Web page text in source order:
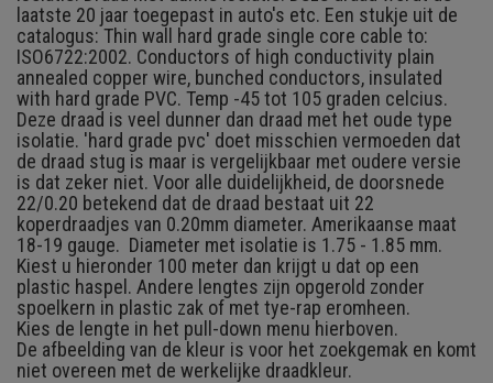
laatste 20 jaar toegepast in auto's etc. Een stukje uit de
catalogus: Thin wall hard grade single core cable to:
ISO6722:2002. Conductors of high conductivity plain
annealed copper wire, bunched conductors, insulated
with hard grade PVC. Temp -45 tot 105 graden celcius.
Deze draad is veel dunner dan draad met het oude type
isolatie. 'hard grade pvc' doet misschien vermoeden dat
de draad stug is maar is vergelijkbaar met oudere versie
is dat zeker niet. Voor alle duidelijkheid, de doorsnede
22/0.20 betekend dat de draad bestaat uit 22
koperdraadjes van 0.20mm diameter. Amerikaanse maat
18-19 gauge. Diameter met isolatie is 1.75 - 1.85 mm.
Kiest u hieronder 100 meter dan krijgt u dat op een
plastic haspel. Andere lengtes zijn opgerold zonder
spoelkern in plastic zak of met tye-rap eromheen.
Kies de lengte in het pull-down menu hierboven.
De afbeelding van de kleur is voor het zoekgemak en komt
niet overeen met de werkelijke draadkleur.